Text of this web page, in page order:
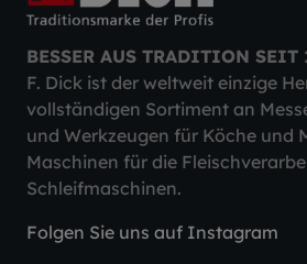
BESSER AUS TRADITION SEIT
F. Dick ist der weltweit einzige
vollständigen Sortiment an
und Werkzeugen für Köche und
Maschinen für die
Schleifmaschinen.
Folgen Sie uns auf Instagram